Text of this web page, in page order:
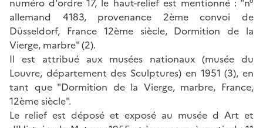
allemand 4183, provenance 2ème convoi de
Düsseldorf, France 12ème siècle, Dormition de la
Vierge, marbre" (2).
Il est attribué aux musées nationaux (musée du
Louvre, département des Sculptures) en 1951 (3), en
tant que "Dormition de la Vierge, marbre, France,
12ème siècle".
Le relief est déposé et exposé au musée d Art et